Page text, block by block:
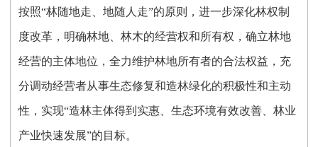
按照“林随地走、地随人走”的原则，进一步深化林权制
度改革，明确林地、林木的经营权和所有权，确立林地
经营的主体地位，全力维护林地所有者的合法权益，充
分调动经营者从事生态修复和造林绿化的积极性和主动
性，实现“造林主体得到实惠、生态环境有效改善、林业
产业快速发展”的目标。